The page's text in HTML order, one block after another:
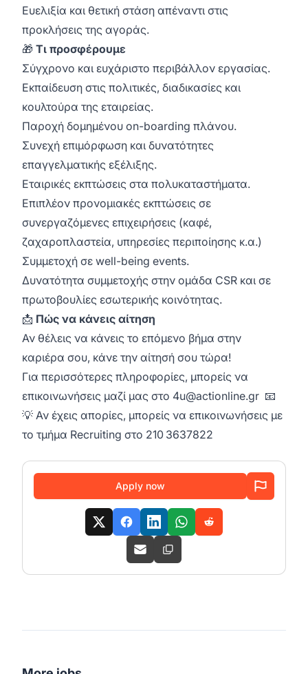
Ευελιξία και θετική στάση απέναντι στις
προκλήσεις της αγοράς.
🎁 Τι προσφέρουμε
Σύγχρονο και ευχάριστο περιβάλλον εργασίας.
Εκπαίδευση στις πολιτικές, διαδικασίες και
κουλτούρα της εταιρείας.
Παροχή δομημένου on-boarding πλάνου.
Συνεχή επιμόρφωση και δυνατότητες
επαγγελματικής εξέλιξης.
Εταιρικές εκπτώσεις στα πολυκαταστήματα.
Επιπλέον προνομιακές εκπτώσεις σε
συνεργαζόμενες επιχειρήσεις (καφέ,
ζαχαροπλαστεία, υπηρεσίες περιποίησης κ.α.)
Συμμετοχή σε well-being events.
Δυνατότητα συμμετοχής στην ομάδα CSR και σε
πρωτοβουλίες εσωτερικής κοινότητας.
📩 Πώς να κάνεις αίτηση
Αν θέλεις να κάνεις το επόμενο βήμα στην
καριέρα σου, κάνε την αίτησή σου τώρα!
Για περισσότερες πληροφορίες, μπορείς να
επικοινωνήσεις μαζί μας στο 4u@actionline.gr 📧
💡 Αν έχεις απορίες, μπορείς να επικοινωνήσεις με
το τμήμα Recruiting στο 210 3637822
Apply now